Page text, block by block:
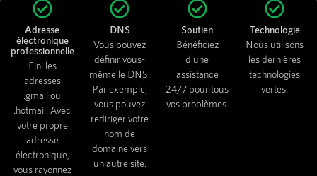
Adresse
électronique
professionnelle
Fini les
adresses
.gmail ou
.hotmail. Avec
votre propre
adresse
électronique,
vous rayonnez
DNS
Vous pouvez
définir vous-
même le DNS.
Par exemple,
vous pouvez
rediriger votre
nom de
domaine vers
un autre site.
Soutien
Bénéficiez
d'une
assistance
24/7 pour tous
vos problèmes.
Technologie
Nous utilisons
les dernières
technologies
vertes.